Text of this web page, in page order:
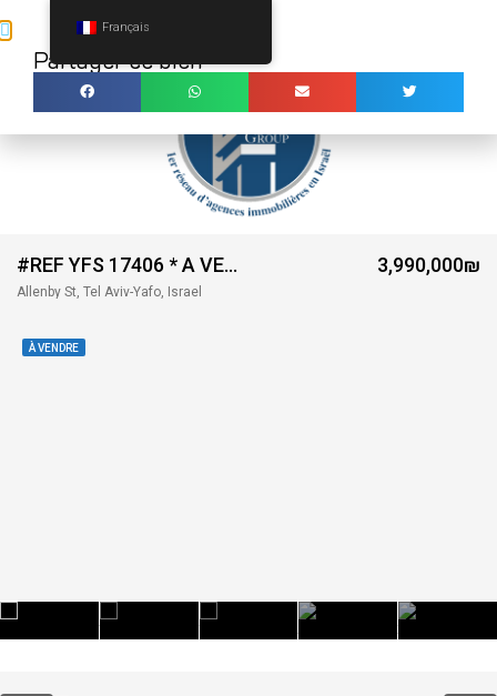
MENU
#REF YFS 17406 * A VENDRE RECENT 2 PIECES – PROXIMITÉ MER – CENTRE TEL AVIV *
Allenby St, Tel Aviv-Yafo, Israel
3,990,000₪
À VENDRE
Français
Partager ce bien